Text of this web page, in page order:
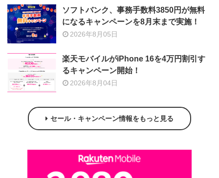
ソフトバンク、事務手数料3850円が無料
になるキャンペーンを8月末まで実施！
2026年8月05日
楽天モバイルがiPhone 16を4万円割引す
るキャンペーン開始！
2026年8月04日
セール・キャンペーン情報をもっと見る